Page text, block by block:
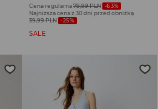
Cena regularna79,99 PLN -63%
Najniższa cena z 30 dni przed obniżką
39,99 PLN -25%
SALE